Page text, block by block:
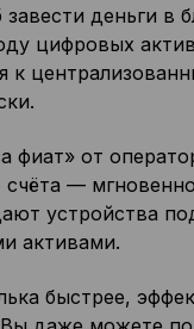
деньги в
цифровых
к
от
—
устройства
активами.
быстрее,